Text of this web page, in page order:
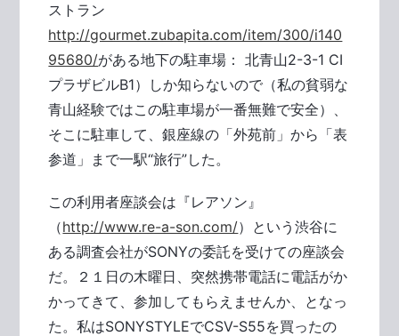
ストラン
http://gourmet.zubapita.com/item/300/i140
95680/がある地下の駐車場： 北青山2-3-1 CI
プラザビルB1）しか知らないので（私の貧弱な
青山経験ではこの駐車場が一番無難で安全）、
そこに駐車して、銀座線の「外苑前」から「表
参道」まで一駅“旅行”した。
この利用者座談会は『レアソン』
（http://www.re-a-son.com/）という渋谷に
ある調査会社がSONYの委託を受けての座談会
だ。２１日の木曜日、突然携帯電話に電話がか
かってきて、参加してもらえませんか、となっ
た。私はSONYSTYLEでCSV-S55を買ったの